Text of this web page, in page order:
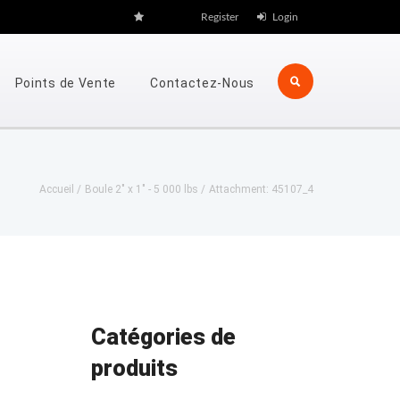
Register Login
Points de Vente Contactez-Nous
Accueil Boule 2" x 1" - 5 000 lbs Attachment: 45107_4
Catégories de
produits